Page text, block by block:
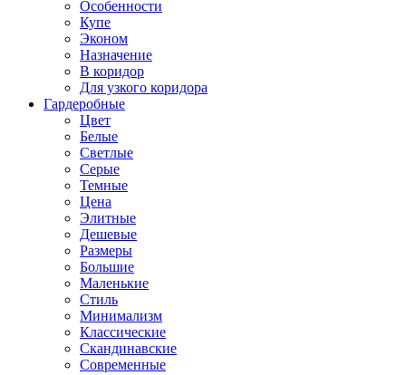
Особенности
Купе
Эконом
Назначение
В коридор
Для узкого коридора
Гардеробные
Цвет
Белые
Светлые
Серые
Темные
Цена
Элитные
Дешевые
Размеры
Большие
Маленькие
Стиль
Минимализм
Классические
Скандинавские
Современные